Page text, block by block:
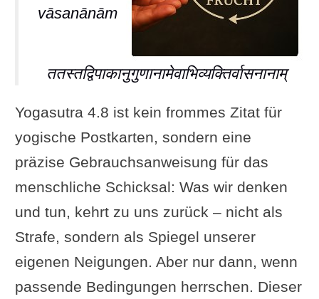
vāsanānām
ततस्तद्विपाकानुगुणानामेवाभिव्यक्तिर्वासनानाम्
Yogasutra 4.8 ist kein frommes Zitat für
yogische Postkarten, sondern eine
präzise Gebrauchsanweisung für das
menschliche Schicksal: Was wir denken
und tun, kehrt zu uns zurück – nicht als
Strafe, sondern als Spiegel unserer
eigenen Neigungen. Aber nur dann, wenn
passende Bedingungen herrschen. Dieser